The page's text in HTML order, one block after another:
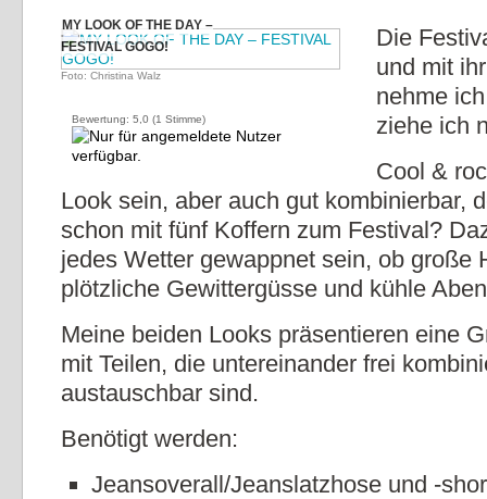
MY LOOK OF THE DAY –
FESTIVAL GOGO!
Foto: Christina Walz
Bewertung: 5,0 (1 Stimme)
Die
und mit
nehme
ziehe ich
Cool &
Look sein, aber auch gut kombinierbar,
schon mit fünf Koffern zum Festival?
jedes Wetter gewappnet sein, ob große
plötzliche Gewittergüsse und kühle
Meine beiden Looks präsentieren eine
mit Teilen, die untereinander frei
austauschbar sind.
Benötigt werden:
Jeansoverall/Jeanslatzhose und -